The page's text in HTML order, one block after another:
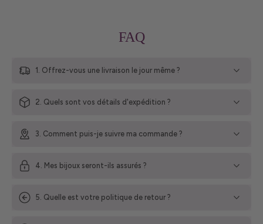
FAQ
1. Offrez-vous une livraison le jour même ?
2. Quels sont vos détails d'expédition ?
3. Comment puis-je suivre ma commande ?
4. Mes bijoux seront-ils assurés ?
5. Quelle est votre politique de retour ?